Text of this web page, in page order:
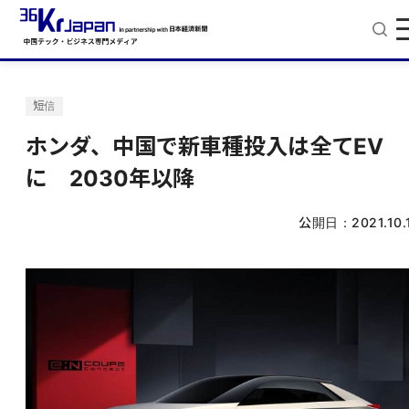
短信
ホンダ、中国で新車種投入は全てEV
に 2030年以降
公開日：